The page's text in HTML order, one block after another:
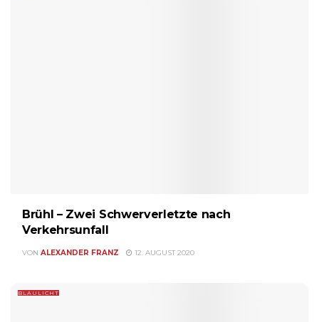
Brühl – Zwei Schwerverletzte nach
Verkehrsunfall
VON ALEXANDER FRANZ 12. AUGUST 2020
BLAULICHT